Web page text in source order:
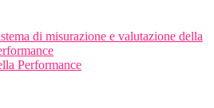
di misurazione e valutazione della
Performance